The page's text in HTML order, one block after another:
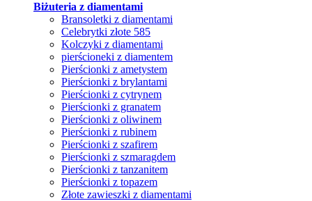
Biżuteria z diamentami
Bransoletki z diamentami
Celebrytki złote 585
Kolczyki z diamentami
pierścioneki z diamentem
Pierścionki z ametystem
Pierścionki z brylantami
Pierścionki z cytrynem
Pierścionki z granatem
Pierścionki z oliwinem
Pierścionki z rubinem
Pierścionki z szafirem
Pierścionki z szmaragdem
Pierścionki z tanzanitem
Pierścionki z topazem
Złote zawieszki z diamentami